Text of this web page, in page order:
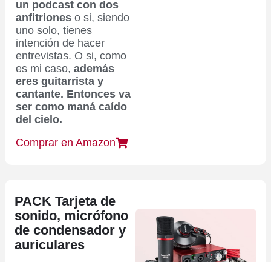
un podcast con dos
anfitriones o si, siendo
uno solo, tienes
intención de hacer
entrevistas. O si, como
es mi caso, además
eres guitarrista y
cantante. Entonces va
ser como maná caído
del cielo.
Comprar en Amazon
PACK Tarjeta de
sonido, micrófono
de condensador y
auriculares